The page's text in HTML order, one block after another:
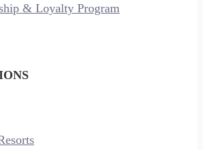
& Loyalty Program